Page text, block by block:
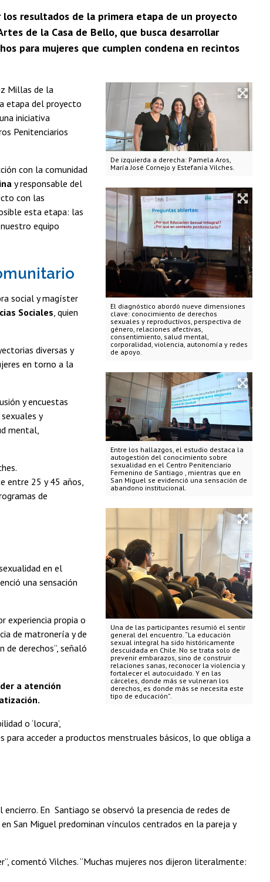
resultados de la primera etapa de un proyecto
de la Casa de Bello, que busca desarrollar
para mujeres que cumplen condena en recintos
De izquierda a derecha: Pamela Aros,
María José Cornejo y Estefanía Vilches.
El diagnóstico abordó nueve dimensiones
clave: conocimiento de derechos
sexuales y reproductivos, perspectiva de
género, relaciones afectivas,
consentimiento, salud mental,
corporalidad, violencia, autonomía y redes
de apoyo.
Entre los hallazgos, el estudio destaca la
autogestión del conocimiento sobre
sexualidad en el Centro Penitenciario
Femenino de Santiago , mientras que en
San Miguel se evidenció una sensación de
abandono institucional.
Una de las participantes resumió el sentir
general del encuentro. “La educación
sexual integral ha sido históricamente
descuidada en Chile. No se trata solo de
prevenir embarazos, sino de construir
relaciones sanas, reconocer la violencia y
fortalecer el autocuidado. Y en las
cárceles, donde más se vulneran los
derechos, es donde más se necesita este
tipo de educación”.
Millas de la
etapa del proyecto
, una iniciativa
Penitenciarios
con la comunidad
y responsable del
con las
esta etapa: las
equipo
social y magíster
Sociales , quien
diversas y
en torno a la
y encuestas
y
mental,
entre 25 y 45 años,
de
en el
una sensación
experiencia propia o
de matronería y de
de derechos”, señaló
a atención
o ‘locura’,
acceder a productos menstruales básicos, lo que obliga a
En Santiago se observó la presencia de redes de
San Miguel predominan vínculos centrados en la pareja y
comentó Vilches. “Muchas mujeres nos dijeron literalmente: